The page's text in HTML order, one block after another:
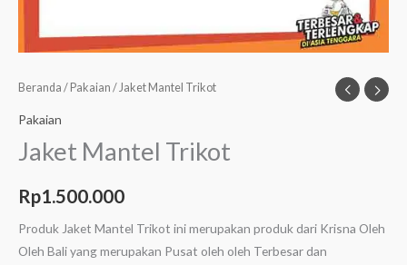
Beranda / Pakaian / Jaket Mantel Trikot
Pakaian
Jaket Mantel Trikot
Rp1.500.000
Produk Jaket Mantel Trikot ini merupakan produk dari Krisna Oleh
Oleh Bali yang merupakan Pusat oleh oleh Terbesar dan